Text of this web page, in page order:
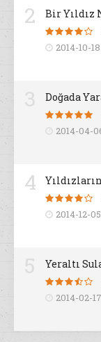
2 Bir Yıldız
2014-10-
Doğada
2014-04-
4
2014-12-
Yeraltı
2014-02-